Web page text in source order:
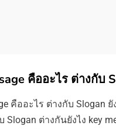
คืออะไร ต่างกับ
คืออะไร ต่างกับ Slogan ยั
Slogan ต่างกันยังไง key